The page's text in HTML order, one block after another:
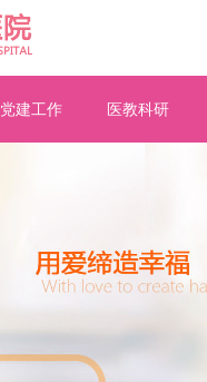
党建工作 医教科研